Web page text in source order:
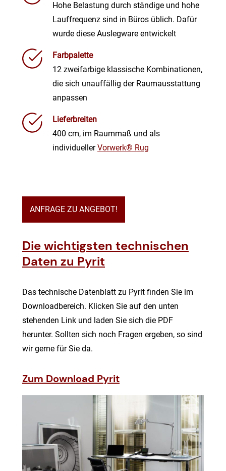
Hohe Belastung durch ständige und hohe
Lauffrequenz sind in Büros üblich. Dafür
wurde diese Auslegware entwickelt
Farbpalette
12 zweifarbige klassische Kombinationen,
die sich unauffällig der Raumausstattung
anpassen
Lieferbreiten
400 cm, im Raummaß und als
individuellerVorwerk® Rug
ANFRAGE ZU ANGEBOT!
Die wichtigsten technischen
Daten zu Pyrit
Das technische Datenblatt zu Pyrit finden Sie im
Downloadbereich. Klicken Sie auf den unten
stehenden Link und laden Sie sich die PDF
herunter. Sollten sich noch Fragen ergeben, so sind
wir gerne für Sie da.
Zum Download Pyrit